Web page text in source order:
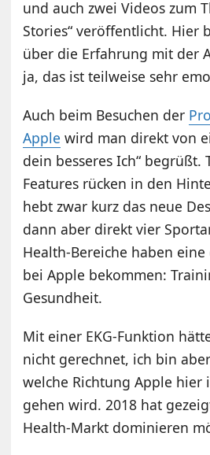
und auch zwei Videos zum
Stories“ veröffentlicht. Hier
über die Erfahrung mit der
ja, das ist teilweise sehr
Auch beim Besuchen der
Apple wird man direkt von
dein besseres Ich“ begrüßt.
Features rücken in den
hebt zwar kurz das neue
dann aber direkt vier
Health-Bereiche haben
bei Apple bekommen:
Gesundheit.
Mit einer EKG-Funktion
nicht gerechnet, ich bin
welche Richtung Apple hier
gehen wird. 2018 hat
Health-Markt dominieren